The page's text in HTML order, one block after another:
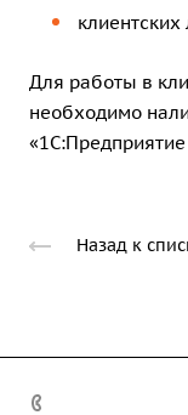
Для работы в
необходимо
«1С:Предприятие
Назад к